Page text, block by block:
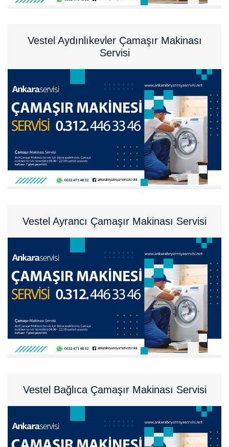
Vestel Aydınlıkevler Çamaşır Makinası
Servisi
Vestel Ayrancı Çamaşır Makinası Servisi
Vestel Bağlıca Çamaşır Makinası Servisi